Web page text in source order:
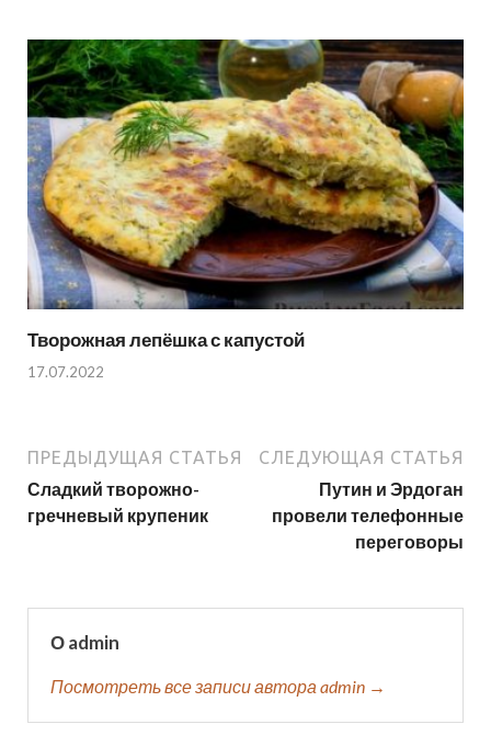
Творожная лепёшка с капустой
17.07.2022
ПРЕДЫДУЩАЯ СТАТЬЯ
Сладкий творожно-
гречневый крупеник
СЛЕДУЮЩАЯ СТАТЬЯ
Путин и Эрдоган
провели телефонные
переговоры
О admin
Посмотреть все записи автора admin →